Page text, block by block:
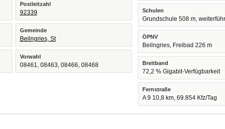
Postleitzahl
92339
Gemeinde
Beilngries, St
Vorwahl
08461, 08463, 08466, 08468
Schulen
Grundschule 508 m,
ÖPNV
Beilngries, Freibad 226 m
Breitband
72,2 % Gigabit-Verfügbarkeit
Fernstraße
A 9 10,8 km, 69.854 Kfz/Tag